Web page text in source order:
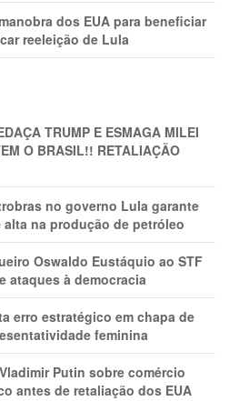
dos EUA para beneficiar
reeleição de Lula
TRUMP E ESMAGA MILEI
O BRASIL!! RETALIAÇÃO
no governo Lula garante
na produção de petróleo
Oswaldo Eustáquio ao STF
ataques à democracia
erro estratégico em chapa de
feminina
Putin sobre comércio
antes de retaliação dos EUA